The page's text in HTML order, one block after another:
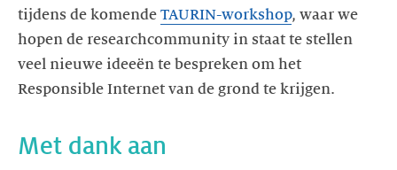
tijdens de komende TAURIN-workshop, waar we
hopen de researchcommunity in staat te stellen
veel nieuwe ideeën te bespreken om het